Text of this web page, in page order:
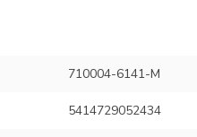
710004-6141-M
5414729052434